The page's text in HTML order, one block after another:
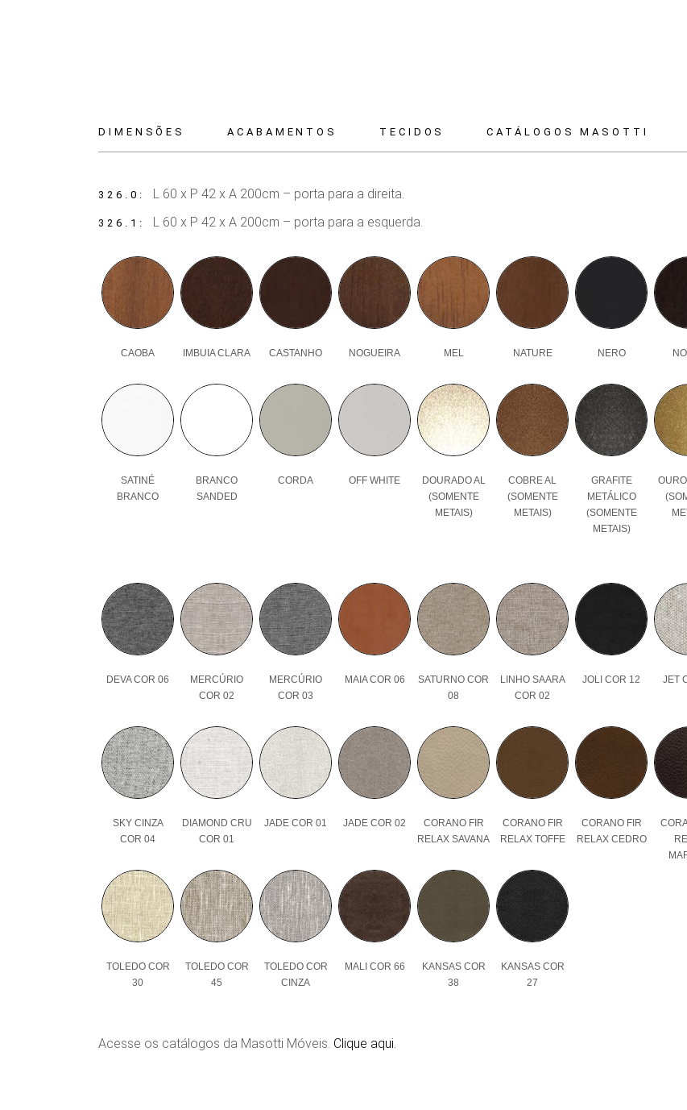
DIMENSÕES ACABAMENTOS TECIDOS CATÁLOGOS MASOTTI
326.0 L 60 x P 42 x A 200cm – porta para a direita.
326.1 L 60 x P 42 x A 200cm – porta para a esquerda.
CAOBA IMBUIA CLARA CASTANHO NOGUEIRA MEL NATURE NERO
SATINÉ
BRANCO
BRANCO
SANDED
CORDA OFF WHITE
DOURADO AL
(SOMENTE
METAIS)
COBRE AL
(SOMENTE
METAIS)
GRAFITE
METÁLICO
(SOMENTE
METAIS)
DEVA COR 06
MERCÚRIO
COR 02
MERCÚRIO
COR 03
MAIA COR 06
SATURNO COR
08
LINHO SAARA
COR 02
JOLI COR 12 JET
SKY CINZA
COR 04
DIAMOND CRU
COR 01
JADE COR 01 JADE COR 02
CORANO FIR
RELAX SAVANA
CORANO FIR
RELAX TOFFE
CORANO FIR
RELAX CEDRO
TOLEDO COR
30
TOLEDO COR
45
TOLEDO COR
CINZA
MALI COR 66
KANSAS COR
38
KANSAS COR
27
Acesse os catálogos da Masotti Móveis. Clique aqui.